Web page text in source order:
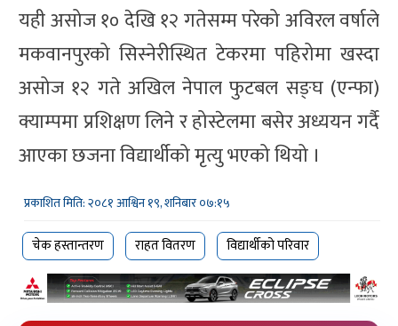
यही असोज १० देखि १२ गतेसम्म परेको अविरल वर्षाले
मकवानपुरको सिस्नेरीस्थित टेकरमा पहिरोमा खस्दा
असोज १२ गते अखिल नेपाल फुटबल सङ्घ (एन्फा)
क्याम्पमा प्रशिक्षण लिने र होस्टेलमा बसेर अध्ययन गर्दै
आएका छजना विद्यार्थीको मृत्यु भएको थियो ।
प्रकाशित मिति: २०८१ आश्विन १९, शनिबार ०७:१५
चेक हस्तान्तरण राहत वितरण विद्यार्थीको परिवार